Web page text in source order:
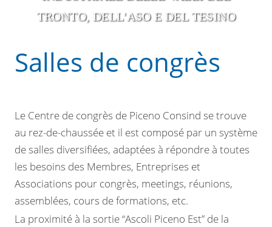
TRONTO, DELL'ASO E DEL TESINO
Salles de congrès
Le Centre de congrès de Piceno Consind se trouve
au rez-de-chaussée et il est composé par un système
de salles diversifiées, adaptées à répondre à toutes
les besoins des Membres, Entreprises et
Associations pour congrès, meetings, réunions,
assemblées, cours de formations, etc.
La proximité à la sortie “Ascoli Piceno Est” de la